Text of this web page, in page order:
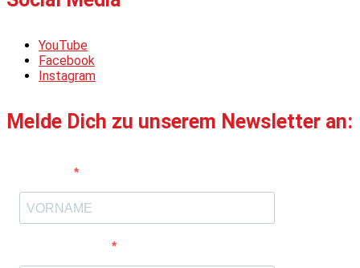
YouTube
Facebook
Instagram
Melde Dich zu unserem Newsletter an: